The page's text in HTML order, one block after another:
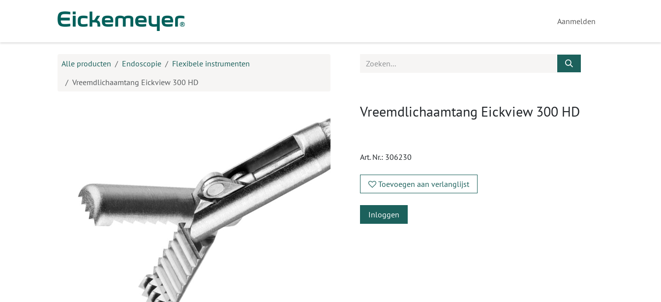
Aanmelden
Alle producten Endoscopie
Flexibele instrumenten
Vreemdlichaamtang Eickview 300 HD
Vreemdlichaamtang Eickview 300 HD
Art. Nr.: 306230
Toevoegen aan verlanglijst
Inloggen